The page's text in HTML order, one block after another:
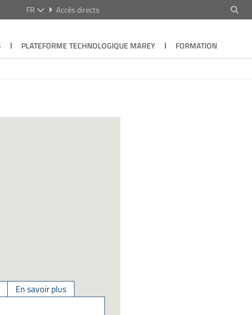
FR Accès directs
PLATEFORME TECHNOLOGIQUE MAREY
FORMATION
En savoir plus